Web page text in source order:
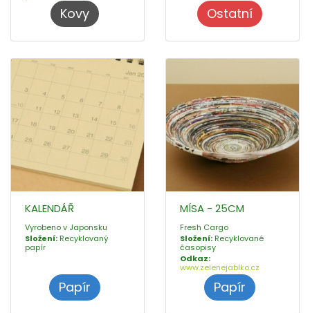
Kovy Ostatní
KALENDÁŘ
Vyrobeno v Japonsku
Složení: Recyklovaný
papír
Papír
MÍSA - 25CM
Fresh Cargo
Složení: Recyklované
časopisy
Odkaz:
www.zelenejablko.cz
Papír